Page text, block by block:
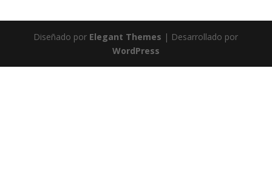
Diseñado por Elegant Themes | Desarrollado por
WordPress